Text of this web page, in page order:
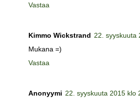
Vastaa
Kimmo Wickstrand 22. syyskuuta
Mukana =)
Vastaa
Anonyymi 22. syyskuuta 2015 klo